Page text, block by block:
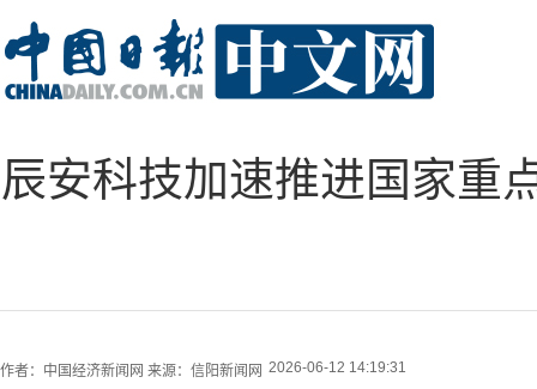
辰安科技加速推进国家重
作者： 中国经济新闻网 来源： 信阳新闻网 2026-06-12 14:19:31